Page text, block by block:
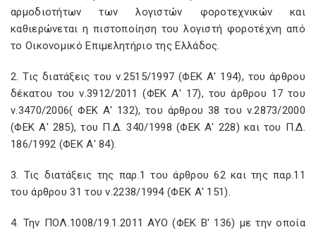
αρμοδιοτήτων των λογιστών φοροτεχνικών και
καθιερώνεται η πιστοποίηση του λογιστή φοροτέχνη από
το Οικονομικό Επιμελητήριο της Ελλάδος.
2. Τις διατάξεις του ν.2515/1997 (ΦΕΚ Α' 194), του άρθρου
δέκατου του ν.3912/2011 (ΦΕΚ Α' 17), του άρθρου 17 του
ν.3470/2006( ΦΕΚ Α' 132), του άρθρου 38 του ν.2873/2000
(ΦΕΚ Α' 285), του Π.Δ. 340/1998 (ΦΕΚ Α' 228) και του Π.Δ.
186/1992 (ΦΕΚ Α' 84).
3. Τις διατάξεις της παρ.1 του άρθρου 62 και της παρ.11
του άρθρου 31 του ν.2238/1994 (ΦΕΚ Α' 151).
4. Την ΠΟΛ.1008/19.1.2011 ΑΥΟ (ΦΕΚ Β' 136) με την οποία